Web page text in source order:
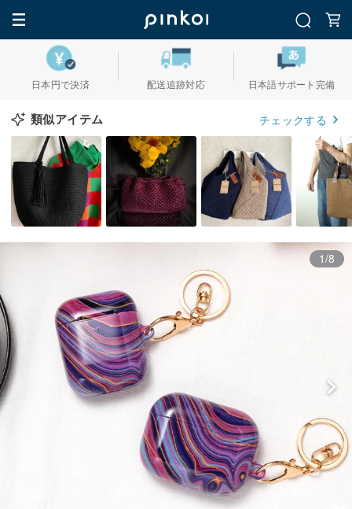
日本円で決済 配送追跡対応 日本語サポート完備
類似アイテム チェックする
1/8